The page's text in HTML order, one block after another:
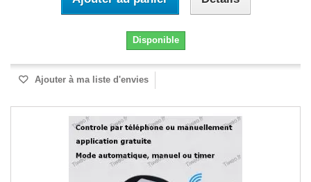
Disponible
Ajouter à ma liste d'envies